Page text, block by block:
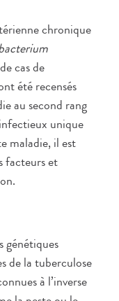
chronique
cas de
été recensés
au second rang
unique
maladie, il est
facteurs et
génétiques
de la tuberculose
à l’inverse